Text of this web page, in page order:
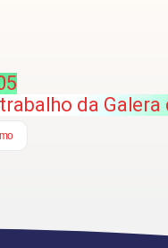
da Galera